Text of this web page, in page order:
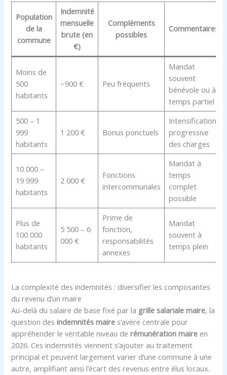
Population
de la
commune
Indemnité
mensuelle
brute (en
€)
Compléments
possibles
Commentaires
Moins de
500
habitants
~900 € Peu fréquents
Mandat
souvent
bénévole ou à
temps partiel
500 – 1
999
habitants
1 200 € Bonus ponctuels
Intensification
progressive
des charges
10 000 –
19 999
habitants
2 000 €
Fonctions
intercommunales
Mandat à
temps
complet
possible
Plus de
100 000
habitants
5 500 – 6
000 €
Prime de
fonction,
responsabilités
annexes
Mandat
souvent à
temps plein
La complexité des indemnités : diversifier les composantes
du revenu d’un maire
Au-delà du salaire de base fixé par la grille salariale maire, la
question desindemnités maire s’avère centrale pour
appréhender le véritable niveau derémunération maire en
2026. Ces indemnités viennent s’ajouter au traitement
principal et peuvent largement varier d’une commune à une
autre, amplifiant ainsi l’écart des revenus entre élus locaux.